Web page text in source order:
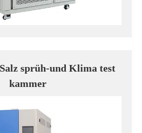
sprüh-und Klima test
kammer